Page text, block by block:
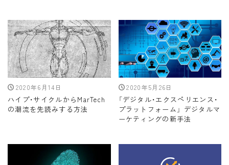
2020年6月14日
ハイプ・サイクルからMarTech
の潮流を先読みする方法
2020年5月26日
「デジタル・エクスペリエンス・
プラットフォーム」 デジタルマ
ーケティングの新手法